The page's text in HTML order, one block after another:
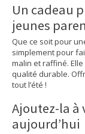
Un cadeau
jeunes
Que ce soit pour
simplement pour
malin et raffiné.
qualité durable.
tout l’été !
Ajoutez-la à
aujourd’hui